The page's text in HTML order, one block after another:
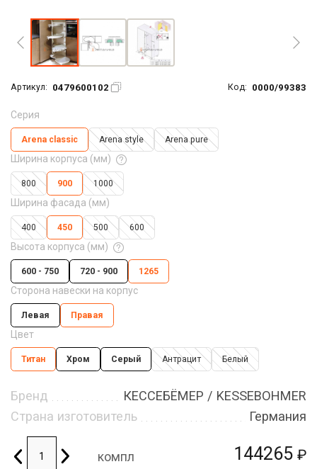
Артикул: 0479600102 Код: 0000/99383
144265 ₽
Серия
Arena classic Arena style Arena pure
Ширина корпуса (мм)
800 900 1000
Ширина фасада (мм)
400 450 500 600
Высота корпуса (мм)
600 - 750 720 - 900 1265
Сторона навески на корпус
Левая Правая
Цвет
Титан Хром Серый Антрацит Белый
Бренд
КЕССЕБЁМЕР / KESSEBOHMER
Страна изготовитель
Германия
компл